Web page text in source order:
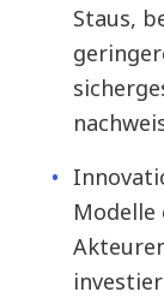
Staus,
Modelle